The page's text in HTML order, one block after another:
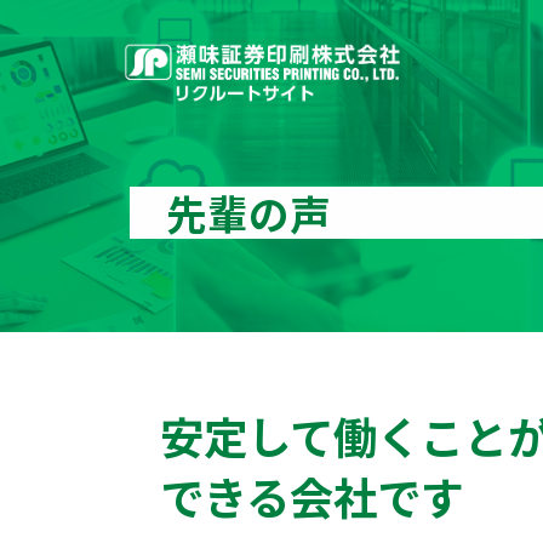
先輩の声
安定して働くこと
できる会社です